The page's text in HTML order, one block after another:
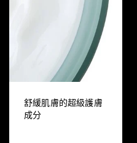
舒緩肌膚的超級護膚
成分